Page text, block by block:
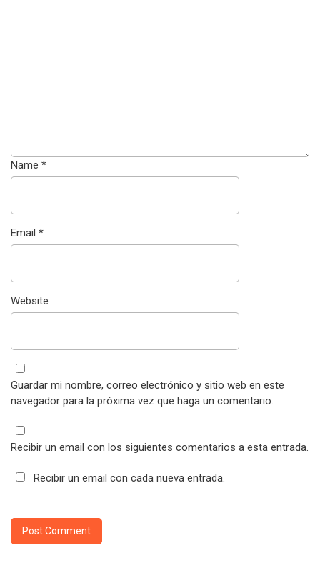
Name *
Email *
Website
Guardar mi nombre, correo electrónico y sitio web en este
navegador para la próxima vez que haga un comentario.
Recibir un email con los siguientes comentarios a esta entrada.
Recibir un email con cada nueva entrada.